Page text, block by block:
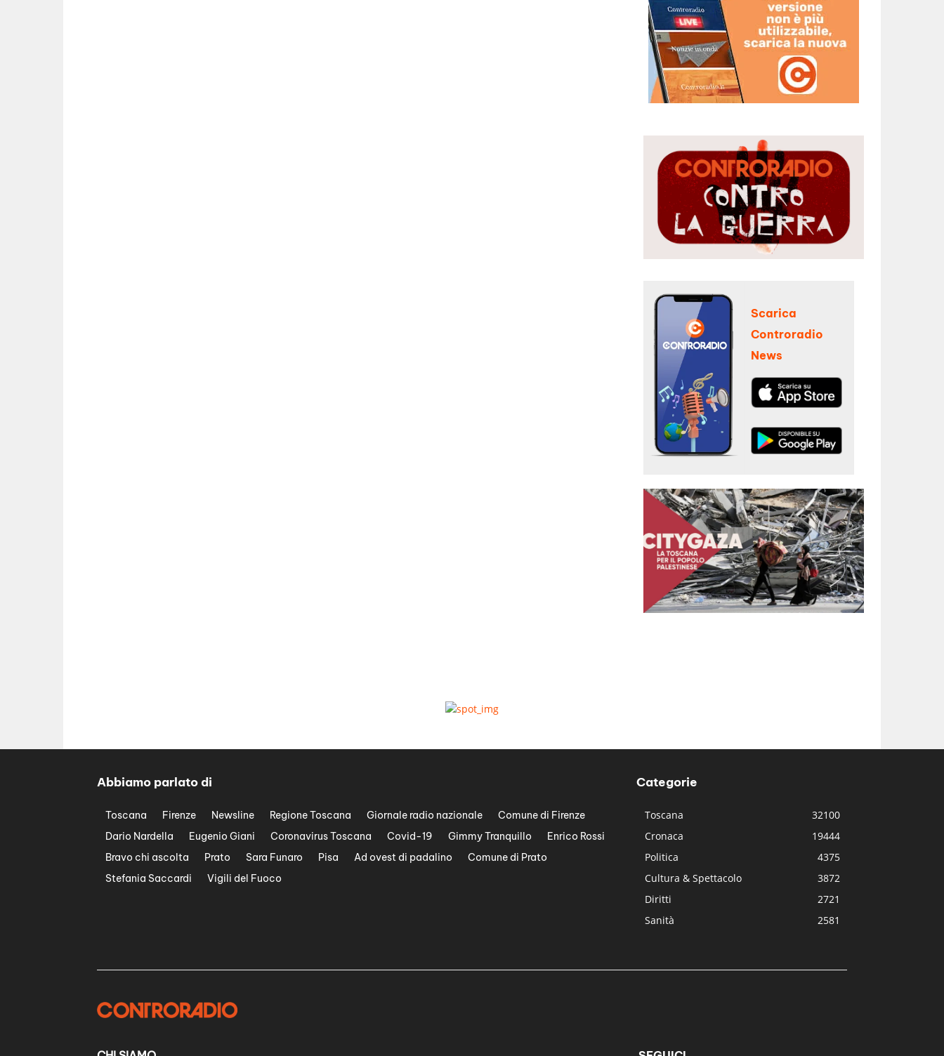
Scarica
Controradio
News
Abbiamo parlato di
Toscana Firenze Newsline Regione Toscana Giornale radio nazionale
Comune di Firenze
Dario Nardella
Eugenio Giani Coronavirus Toscana Covid-19 Gimmy Tranquillo
Enrico Rossi
Bravo chi ascolta
Prato Sara Funaro Pisa Ad ovest di padalino
Comune di Prato
Stefania Saccardi
Vigili del Fuoco
Categorie
Toscana
32100
Cronaca
19444
Politica
4375
Cultura & Spettacolo
3872
Diritti
2721
Sanità
2581